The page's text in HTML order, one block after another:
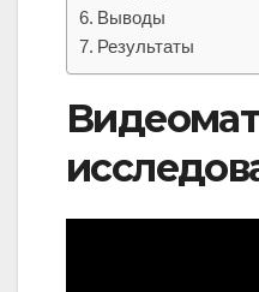
Выводы
Результаты